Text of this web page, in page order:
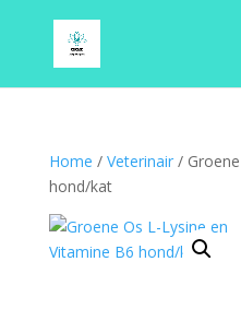
Home / Veterinair/ Groene
hond/kat